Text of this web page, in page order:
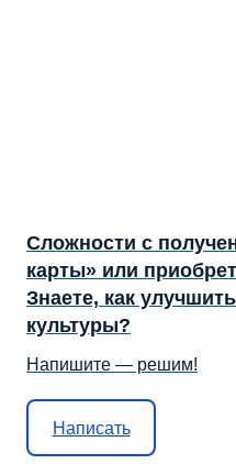
Сложности с
карты» или
Знаете, как
культуры?
Напишите — решим!
Написать